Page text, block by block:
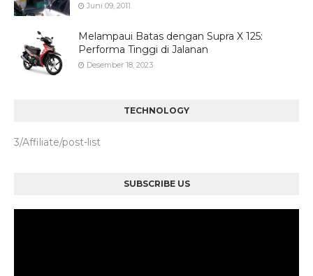
Juni 09, 2011
Melampaui Batas dengan Supra X 125:
Performa Tinggi di Jalanan
Desember 18, 2023
TECHNOLOGY
3/Affiliate/post-list
SUBSCRIBE US